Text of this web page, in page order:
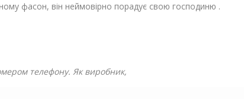
фасон, він неймовірно порадує свою господиню .
телефону. Як виробник,